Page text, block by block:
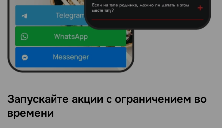
Запускайте акции с ограничением во
времени